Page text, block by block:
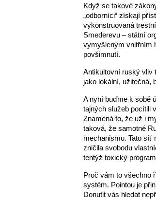
Když se takové
„odborníci“ získají
vykonstruovaná
Smederevu – státní
vymyšleným vnitřním
povšimnutí.
Antikultovní ruský vliv
jako lokální, užitečná,
A nyní buďme k sobě
tajných služeb pocítili
Znamená to, že už i
taková, že samotné
mechanismu. Tato síť
zničila svobodu
tentýž toxický
Proč vám to všechno
systém. Pointou je
Donutit vás hledat